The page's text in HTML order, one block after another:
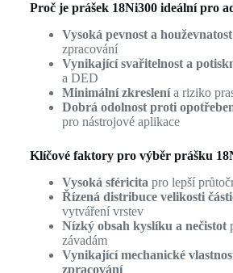
Proč je prášek 18Ni300 ideální pro
Vysoká pevnost a houževnatost
zpracování
Vynikající svařitelnost a
a DED
Minimální zkreslenía riziko
Dobrá odolnost proti
pro nástrojové aplikace
Klíčové faktory pro výběr prášku
Vysoká sféricita pro lepší
Řízená distribuce velikosti
vytváření vrstev
Nízký obsah kyslíku a nečistot
závadám
Vynikající mechanické
zpracování